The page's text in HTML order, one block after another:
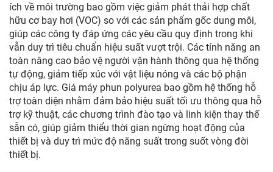
ích về môi trường bao gồm việc giảm phát thải hợp chất
hữu cơ bay hơi (VOC) so với các sản phẩm gốc dung môi,
giúp các công ty đáp ứng các yêu cầu quy định trong khi
vẫn duy trì tiêu chuẩn hiệu suất vượt trội. Các tính năng an
toàn nâng cao bảo vệ người vận hành thông qua hệ thống
tự động, giảm tiếp xúc với vật liệu nóng và các bộ phận
chịu áp lực. Giá máy phun polyurea bao gồm hệ thống hỗ
trợ toàn diện nhằm đảm bảo hiệu suất tối ưu thông qua hỗ
trợ kỹ thuật, các chương trình đào tạo và linh kiện thay thế
sẵn có, giúp giảm thiểu thời gian ngừng hoạt động của
thiết bị và duy trì mức độ năng suất trong suốt vòng đời
thiết bị.